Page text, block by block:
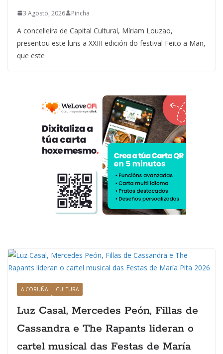
3 Agosto, 2026 Pincha
A concelleira de Capital Cultural, Míriam Louzao,
presentou este luns a XXIII edición do festival Feito a Man,
que este
A CORUÑA CULTURA
Luz Casal, Mercedes Peón, Fillas de
Cassandra e The Rapants lideran o
cartel musical das Festas de María